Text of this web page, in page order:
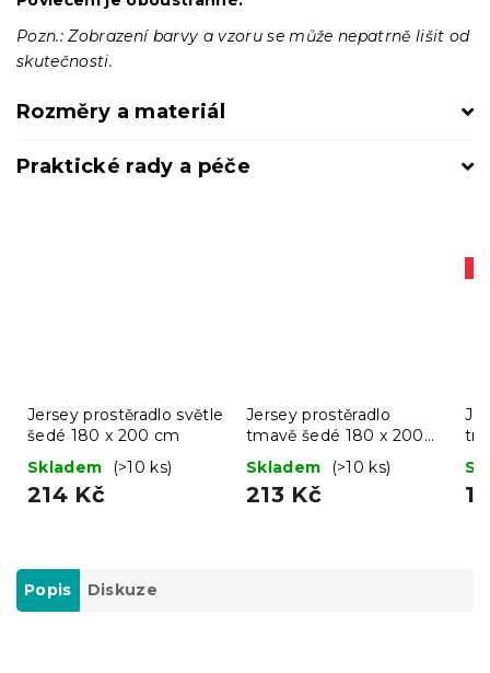
Pozn.: Zobrazení barvy a vzoru se může nepatrně lišit od
skutečnosti.
Rozměry a materiál
Praktické rady a péče
Jersey prostěradlo světle
šedé 180 x 200 cm
Skladem
(>10 ks)
214 Kč
Jersey prostěradlo
tmavě šedé 180 x 200
cm
Skladem (>10 ks)
213 Kč
Popis Diskuze